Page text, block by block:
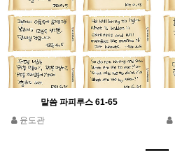
말씀 파피루스 61-65
윤도관